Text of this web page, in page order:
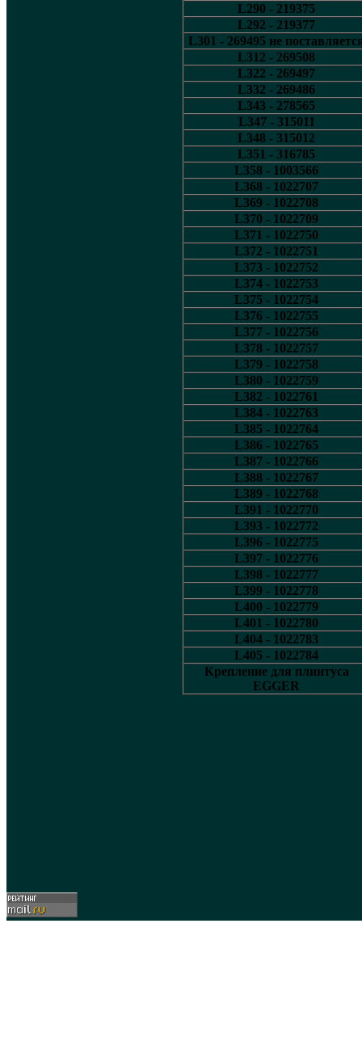
L290 - 219375
L292 - 219377
L301 - 269495 не
L312 - 269508
L322 - 269497
L332 - 269486
L343 - 278565
L347 - 315011
L348 - 315012
L351 - 316785
L358 - 1003566
L368 - 1022707
L369 - 1022708
L370 - 1022709
L371 - 1022750
L372 - 1022751
L373 - 1022752
L374 - 1022753
L375 - 1022754
L376 - 1022755
L377 - 1022756
L378 - 1022757
L379 - 1022758
L380 - 1022759
L382 - 1022761
L384 - 1022763
L385 - 1022764
L386 - 1022765
L387 - 1022766
L388 - 1022767
L389 - 1022768
L391 - 1022770
L393 - 1022772
L396 - 1022775
L397 - 1022776
L398 - 1022777
L399 - 1022778
L400 - 1022779
L401 - 1022780
L404 - 1022783
L405 - 1022784
Крепление для плинтуса
EGGER